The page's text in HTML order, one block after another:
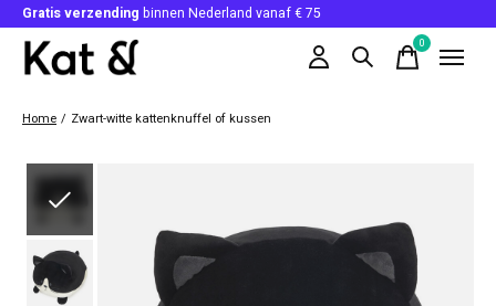
Gratis verzending binnen Nederland vanaf € 75
0items
Home / Zwart-witte kattenknuffel of kussen